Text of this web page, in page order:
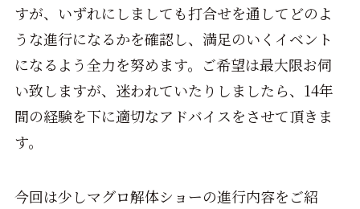
すが、いずれにしましても打合せを通してどのよ
うな進行になるかを確認し、満足のいくイベント
になるよう全力を努めます。ご希望は最大限お伺
い致しますが、迷われていたりしましたら、14年
間の経験を下に適切なアドバイスをさせて頂きま
す。
今回は少しマグロ解体ショーの進行内容をご紹